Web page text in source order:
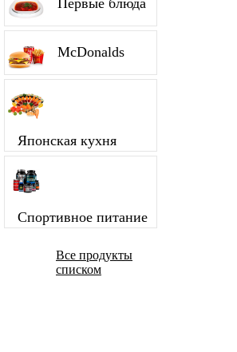
Первые блюда
McDonalds
Японская кухня
Спортивное питание
Все продукты
списком